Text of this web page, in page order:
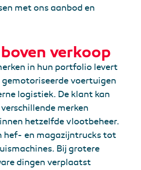
met ons aanbod en
verkoop
in hun portfolio levert
gemotoriseerde voertuigen
logistiek. De klant kan
merken
hetzelfde vlootbeheer.
hef- en magazijntrucks tot
Bij grotere
dingen verplaatst